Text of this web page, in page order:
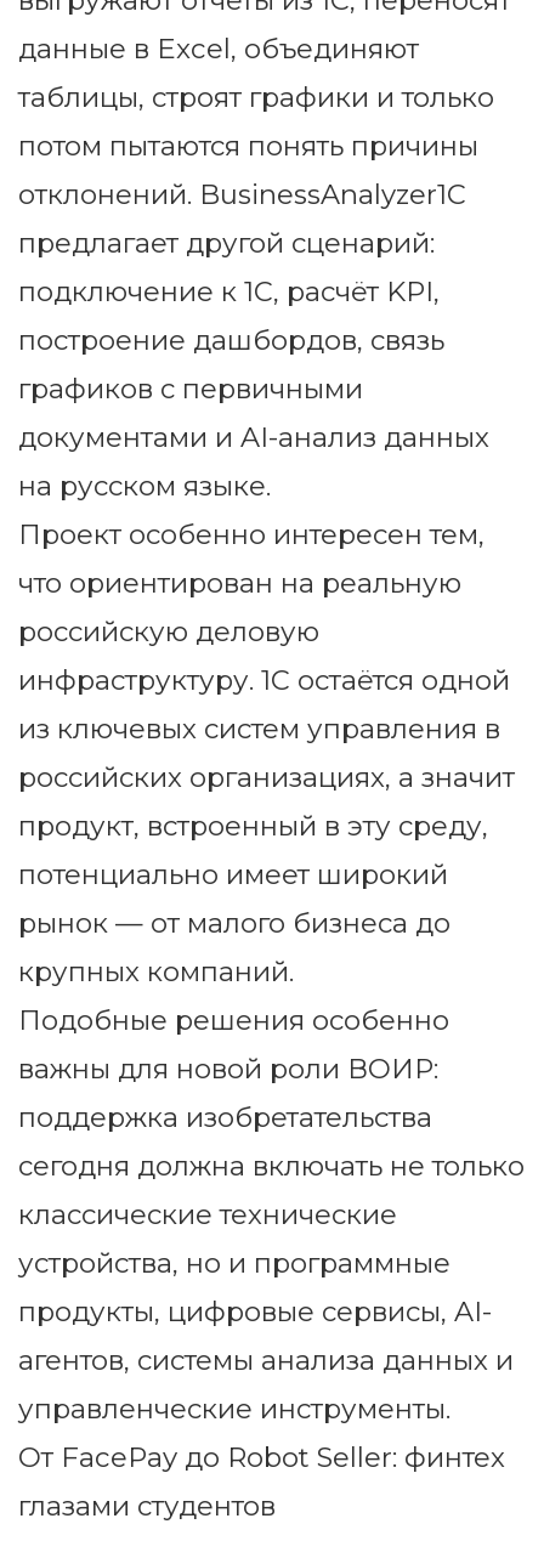
данные в Excel, объединяют
таблицы, строят графики и только
потом пытаются понять причины
отклонений. BusinessAnalyzer1C
предлагает другой сценарий:
подключение к 1С, расчёт KPI,
построение дашбордов, связь
графиков с первичными
документами и AI-анализ данных
на русском языке.
Проект особенно интересен тем,
что ориентирован на реальную
российскую деловую
инфраструктуру. 1С остаётся одной
из ключевых систем управления в
российских организациях, а значит
продукт, встроенный в эту среду,
потенциально имеет широкий
рынок — от малого бизнеса до
крупных компаний.
Подобные решения особенно
важны для новой роли ВОИР:
поддержка изобретательства
сегодня должна включать не только
классические технические
устройства, но и программные
продукты, цифровые сервисы, AI-
агентов, системы анализа данных и
управленческие инструменты.
От FacePay до Robot Seller: финтех
глазами студентов